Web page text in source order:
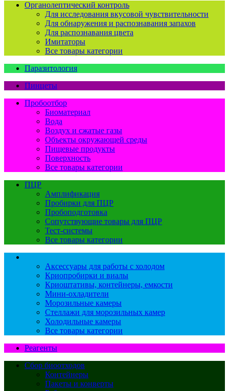
Органолептический контроль
Для исследования вкусовой чувствительности
Для обнаружения и распознавания запахов
Для распознавания цвета
Имитаторы
Все товары категории
Паразитология
Пинцеты
Пробоотбор
Биоматериал
Вода
Воздух и сжатые газы
Объекты окружающей среды
Пищевые продукты
Поверхность
Все товары категории
ПЦР
Амплификация
Пробирки для ПЦР
Пробоподготовка
Сопутствующие товары для ПЦР
Тест-системы
Все товары категории
Аксессуары для работы с холодом
Криопробирки и виалы
Криоштативы, контейнеры, емкости
Мини-охладители
Морозильные камеры
Стеллажи для морозильных камер
Холодильные камеры
Все товары категории
Реагенты
Сбор биоотходов
Контейнеры
Пакеты и конверты